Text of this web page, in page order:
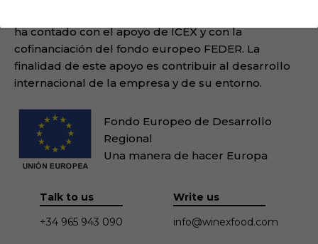
ha contado con el apoyo de ICEX y con la
cofinanciación del fondo europeo FEDER. La
finalidad de este apoyo es contribuir al desarrollo
internacional de la empresa y de su entorno.
Fondo Europeo de Desarrollo
Regional
Una manera de hacer Europa
Talk to us
+34 965 943 090
Write us
info@winexfood.com